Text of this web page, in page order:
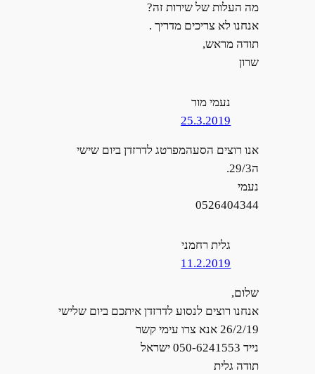
מה העלות של שירות זה?
אנחנו לא צריכים מדריך .
תודה מראש,
שרון
נעמי מור
25.3.2019
אנו רוצים הסעהמפרטג לדרזדן ביום שישי
ה29/3.
נעמי
0526404344
גלית רחמני
11.2.2019
שלום,
אנחנו רוצים לנסוע לדרזדן איתכם ביום שלישי
26/2/19 אנא צרו עימי קשר
נייד 050-6241553 ישראל
תודה גלית